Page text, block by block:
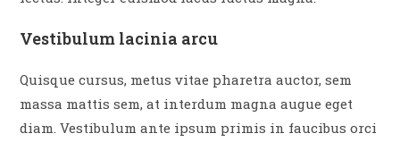
Vestibulum lacinia arcu
Quisque cursus, metus vitae pharetra auctor, sem
massa mattis sem, at interdum magna augue eget
diam. Vestibulum ante ipsum primis in faucibus orci